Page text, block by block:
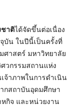
ชาติได้จัดขึ้นต่อเนื่อง
บัน ในปีนี้เป็นครั้งที่
ศาสตร์ มหาวิทยาลัย
วกรรมสถานแห่ง
จ้าภาพในการดำเนิน
กสถาบันอุดมศึกษา
กิจ และหน่วยงาน